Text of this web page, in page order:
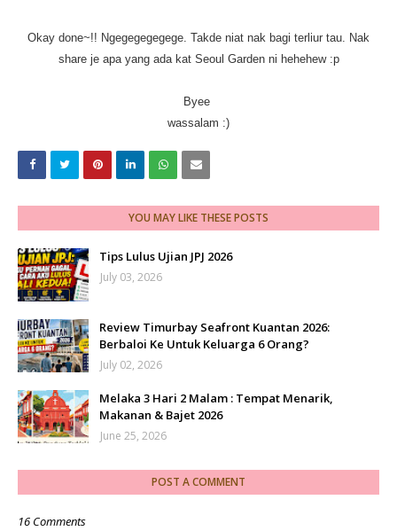
Okay done~!! Ngegegegegege. Takde niat nak bagi terliur tau. Nak
share je apa yang ada kat Seoul Garden ni hehehew :p
Byee
wassalam :)
YOU MAY LIKE THESE POSTS
Tips Lulus Ujian JPJ 2026
July 03, 2026
Review Timurbay Seafront Kuantan 2026:
Berbaloi Ke Untuk Keluarga 6 Orang?
July 02, 2026
Melaka 3 Hari 2 Malam : Tempat Menarik,
Makanan & Bajet 2026
June 25, 2026
POST A COMMENT
16 Comments